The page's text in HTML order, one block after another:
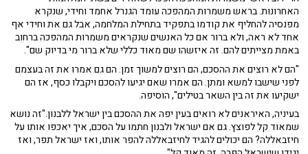
האחרונות. בראש משמרות המהפכה עומד הגנרל אחמד וחידי, שנקרא
מפנסיה להחליף את קודמו בתפקיד בתחילת המלחמה, אבל גם את וחידי אף
אחד לא ראה, ולא ברור אם כל האנשים שנקראים משמרות המהפכה ברחוב
באמת מצייתים להם. זה איזשהו שם מאוד כללי שלא ברור מי בדיוק שם".
"הם לא רוצים את ההסכם, הם רוצים למשוך זמן. הם גם אמרו את זה בעצמם
לפני שישבו למשא ומתן. הם אמרו שאם יגיעו להסכם ויקבלו כסף, אז הם
ישקיעו את זה בין השאר בטילים", הוסיפה.
בעיניה, האיראנים לא רואים בעין יפה את ההסכם בין ישראל ללבנון."זה נושא
שמאוד קל לפוצץ. גם אם ישראל ולבנון חתמו על הסכם, איך יאכפו אותו על
חיזבאללה? הם יכולים להגיד לחיזבאללה להפר אותו, ואז ישראל תפר, ואז